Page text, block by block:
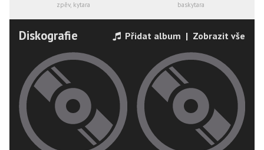
zpěv, kytara baskytara
Diskografie Přidat album | Zobrazit vše